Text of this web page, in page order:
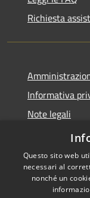
Richiesta
Informativa
Note legali
Dichiarazione
Questo sito web
necessari al
nonché un